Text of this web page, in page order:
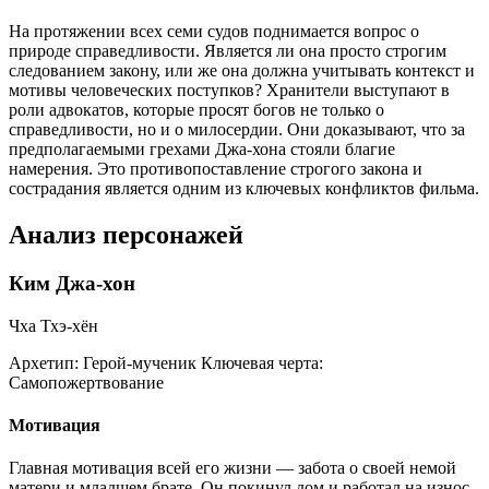
На протяжении всех семи судов поднимается вопрос о
природе справедливости. Является ли она просто строгим
следованием закону, или же она должна учитывать контекст и
мотивы человеческих поступков? Хранители выступают в
роли адвокатов, которые просят богов не только о
справедливости, но и о милосердии. Они доказывают, что за
предполагаемыми грехами Джа-хона стояли благие
намерения. Это противопоставление строгого закона и
сострадания является одним из ключевых конфликтов фильма.
Анализ персонажей
Ким Джа-хон
Чха Тхэ-хён
Архетип: Герой-мученик Ключевая черта:
Самопожертвование
Мотивация
Главная мотивация всей его жизни — забота о своей немой